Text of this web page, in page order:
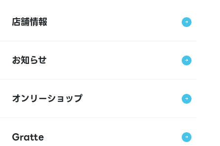
店舗情報
お知らせ
オンリーショップ
Gratte